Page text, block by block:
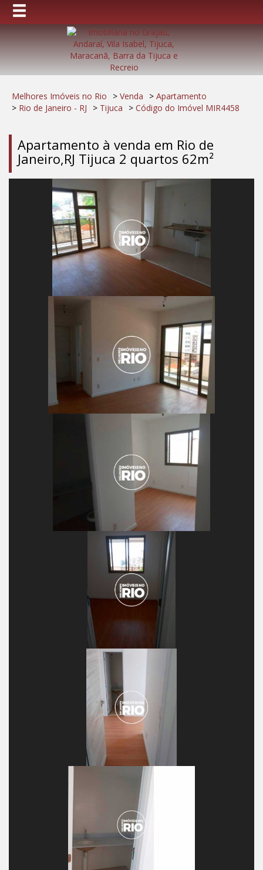
Melhores Imóveis no Rio > Venda > Apartamento
> Rio de Janeiro - RJ > Tijuca > Código do Imóvel MIR4458
Apartamento à venda em Rio de
Janeiro,RJ Tijuca 2 quartos 62m²